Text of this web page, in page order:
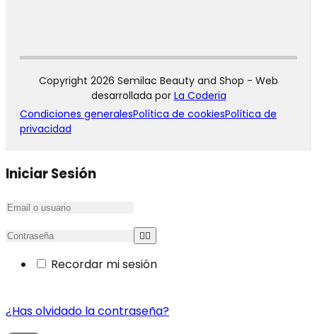
Copyright 2026 Semilac Beauty and Shop - Web
desarrollada por La Coderia
Condiciones generalesPolítica de cookiesPolítica de
privacidad
Iniciar Sesión
Recordar mi sesión
¿Has olvidado la contraseña?